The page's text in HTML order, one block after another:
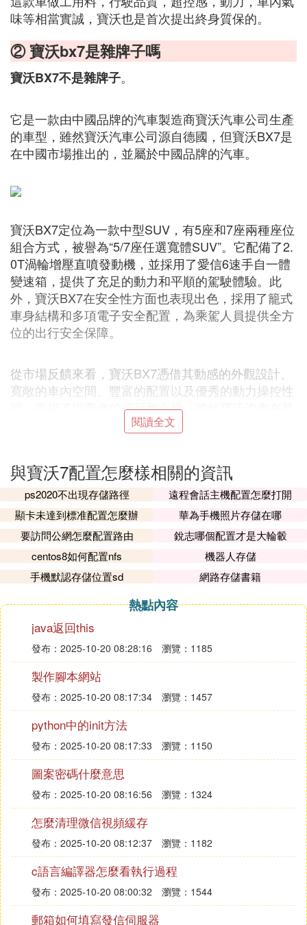
味等相當實誠，寶沃也是首次提出終身質保的。
② 寶沃bx7是雜牌子嗎
寶沃BX7不是雜牌子。
它是一款由中國品牌的汽車製造商寶沃汽車公司生產
的車型，雖然寶沃汽車公司源自德國，但寶沃BX7是
在中國市場推出的，並屬於中國品牌的汽車。
寶沃BX7定位為一款中型SUV，有5座和7座兩種座位
組合方式，被譽為“5/7座任選寬體SUV”。它配備了2.
0T渦輪增壓直噴發動機，並採用了愛信6速手自一體
變速箱，提供了充足的動力和平順的駕駛體驗。此
外，寶沃BX7在安全性方面也表現出色，採用了籠式
車身結構和多項電子安全配置，為乘駕人員提供全方
位的出行安全保障。
從市場反饋來看，寶沃BX7憑借其動感的外觀設計、
寬敞的車內空間、豐富的配置以及優秀的動力操控性
能，贏得了消費者的認可和喜愛。雖然寶沃汽車在某
些方面還有待提升，比如油耗表現和智能系統的流暢
因此，不能將寶沃BX7簡單地視為雜牌子。它在品牌
定位、產品品質以及市場表現等方面都展現出了一定
的實力和潛力。
③ 求推薦寶沃bx7七座suv車型
1、寶沃BX7外觀
外觀大氣而且很耐看，前臉的氙氣光源大燈，整合了
彎道輔助照明；具備自動防眩目的後視鏡，有鎖車折
疊功能。超過4.7米的車身長度，加上全系標配19寸
的輪轂，讓BX7看來非常接近中大型SUV級別。車尾
的造型很飽滿，第三排空間表現比較出色。
2、寶沃BX7的內飾
在同級別中一直相當有競爭力。豪華感與科技感兼
備。雙12．3英寸的液晶儀表和中控顯示屏十分搶
眼。得益於二排座椅帶有前後調節，BX7的第三排腿
部空間能達到較為滿意的效果。而且寶沃在開發BX7
的時候，也充分考慮了第三排的重要性，所以特別設
置了單獨控制的空調調節旋鈕。
BX7是三款推薦車中，唯一搭載2.0T發動機，能輸出
224匹最大馬力和300牛·米最大扭力，匹配6前速自動
閱讀全文
與寶沃7配置怎麼樣相關的資訊
ps2020不出現存儲路徑
遠程會話主機配置怎麼打開
顯卡未達到標准配置怎麼辦
華為手機照片存儲在哪
要訪問公網怎麼配置路由
銳志哪個配置才是大輪轂
centos8如何配置nfs
機器人存儲
手機默認存儲位置sd
網路存儲書籍
熱點內容
java返回this
發布：2025-10-20 08:28:16 瀏覽：1185
製作腳本網站
發布：2025-10-20 08:17:34 瀏覽：1457
python中的init方法
發布：2025-10-20 08:17:33 瀏覽：1150
圖案密碼什麼意思
發布：2025-10-20 08:16:56 瀏覽：1324
怎麼清理微信視頻緩存
發布：2025-10-20 08:12:37 瀏覽：1182
c語言編譯器怎麼看執行過程
發布：2025-10-20 08:00:32 瀏覽：1544
郵箱如何填寫發信伺服器